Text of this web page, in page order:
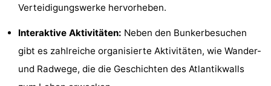
tun
Museen
Denkmäler
Verteidigungswerke hervorheben.
Interaktive Aktivitäten: Neben den Bunkerbesuchen
gibt es zahlreiche organisierte Aktivitäten, wie Wander-
und Radwege, die die Geschichten des Atlantikwalls